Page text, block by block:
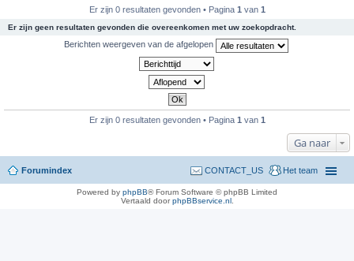
Er zijn 0 resultaten gevonden • Pagina 1 van 1
Er zijn geen resultaten gevonden die overeenkomen met uw zoekopdracht.
Berichten weergeven van de afgelopen
Er zijn 0 resultaten gevonden • Pagina 1 van 1
Ga naar
Forumindex Het team
CONTACT_US
Powered by phpBB® Forum Software © phpBB Limited
Vertaald doorphpBBservice.nl.